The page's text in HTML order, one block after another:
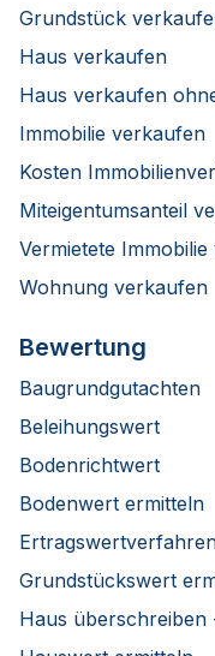
Grundstück
Haus verkaufen
Haus verkaufen
Immobilie verkaufen
Kosten
Miteigentumsanteil
Vermietete
Wohnung verkaufen
Bewertung
Baugrundgutachten
Beleihungswert
Bodenrichtwert
Bodenwert ermitteln
Grundstückswert
Haus überschreiben